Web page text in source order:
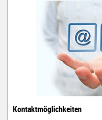
Kontaktmöglichkeiten